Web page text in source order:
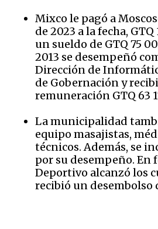
Mixco le pagó a
de 2023 a la fecha,
un sueldo de GTQ 75
2013 se desempeñó
Dirección de
de Gobernación y
remuneración GTQ 63
La municipalidad
equipo masajistas,
técnicos. Además, se
por su desempeño. En
Deportivo alcanzó los
recibió un desembolso